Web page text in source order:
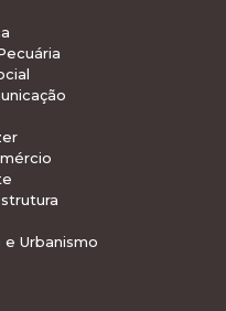
Urbanismo